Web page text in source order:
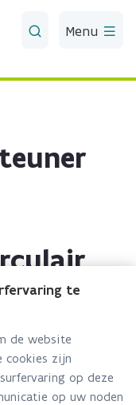
Menu
te
de website
cookies zijn
op deze
op uw noden